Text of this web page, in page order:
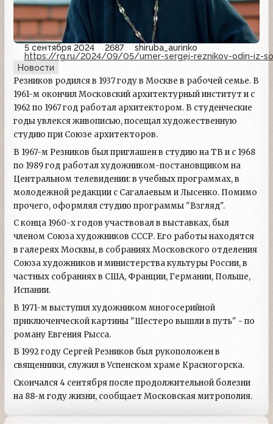
5 сентября 2024 2687
shiruba_aurinko
https://rg.ru/2024/09/05/umer-sergej-reznikov-odin-iz-
Новости
Резников родился в 1937 году в Москве в рабочей семье. В
1961-м окончил Московский архитектурный институт и с
1962 по 1967 год работал архитектором. В студенческие
годы увлекся живописью, посещал художественную
студию при Союзе архитекторов.
В 1967-м Резников был приглашен в студию на ТВ и с 1968
по 1989 год работал художником-постановщиком на
Центральном телевидении: в учебных программах, в
молодежной редакции с Сагалаевым и Лысенко. Помимо
прочего, оформлял студию программы "Взгляд".
С конца 1960-х годов участвовал в выставках, был
членом Союза художников СССР. Его работы находятся
в галереях Москвы, в собраниях Московского отделения
Союза художников и министерства культуры России, в
частных собраниях в США, Франции, Германии, Польше,
Испании.
В 1971-м выступил художником многосерийной
приключенческой картины "Шестеро вышли в путь" - по
роману Евгения Рысса.
В 1992 году Сергей Резников был рукоположен в
священники, служил в Успенском храме Красногорска.
Скончался 4 сентября после продолжительной болезни
на 88-м году жизни, сообщает Московская митрополия.